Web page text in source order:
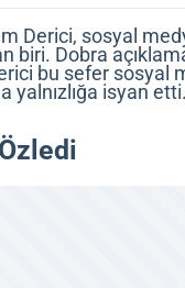
Derici, sosyal
biri. Dobra
bu sefer sosyal
yalnızlığa isyan etti.